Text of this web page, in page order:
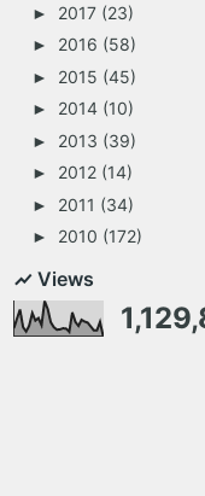
► 2017 (23)
► 2016 (58)
► 2015 (45)
► 2014 (10)
► 2013 (39)
► 2012 (14)
► 2011 (34)
► 2010 (172)
Views